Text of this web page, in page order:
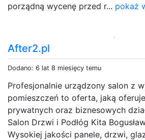
porządną wycenę przed r... pokaż
After2.pl
Dodano: 6 lat 8 miesięcy temu
Profesjonalnie urządzony salon z
pomieszczeń to oferta, jaką
prywatnych oraz biznesowych
Salon Drzwi i Podłóg Kita
Wysokiej jakości panele, drzwi,